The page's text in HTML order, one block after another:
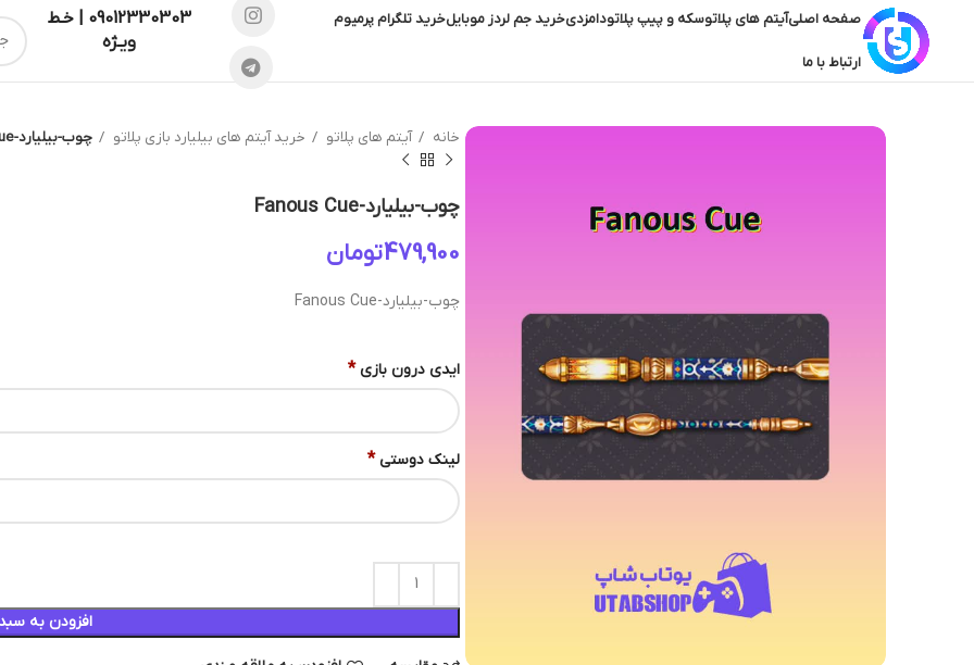
صفحه اصلیآیتم های پلاتوسکه و پیپ پلاتودامزدیخرید جم لردز موبایلخرید تلگرام پرمیوم
ارتباط با ما
09012330303 | خـط
ویـژه
خانه آیتم های پلاتو خرید آیتم های بیلیارد بازی پلاتو چوب-بیلیارد-Fanous Cue
چوب-بیلیارد-Fanous Cue
تومان
چوب-بیلیارد-Fanous Cue
ایدی درون بازی *
لینک دوستی *
افزودن به